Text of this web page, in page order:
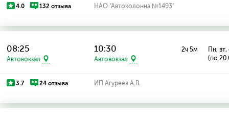
4.0 132 отзыва НАО "Автоколонна №1493"
08:25
Автовокзал
10:30
Автовокзал
2ч 5м
Пн,
(по
3.7 24 отзыва ИП Агуреев А.В.